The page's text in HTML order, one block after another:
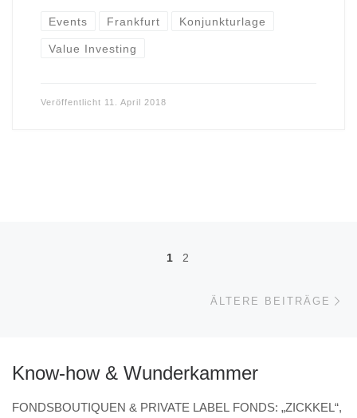
Events Frankfurt Konjunkturlage
Value Investing
Veröffentlicht 11. April 2018
Beitragsnavigation
1 2
ÄLTERE BEITRÄGE
Know-how & Wunderkammer
FONDSBOUTIQUEN & PRIVATE LABEL FONDS: „ZICKKEL“,